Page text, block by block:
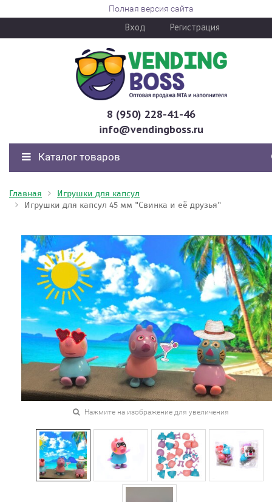
Полная версия сайта
Вход Регистрация
8 (950) 228-41-46
info@vendingboss.ru
Каталог товаров
Главная
Игрушки для капсул
Игрушки для капсул 45 мм "Свинка и её друзья"
Нажмите на изображение для увеличения